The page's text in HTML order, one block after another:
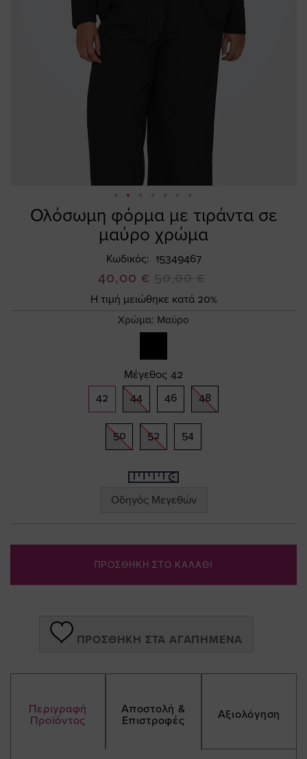
Ολόσωμη φόρμα με τιράντα σε
μαύρο χρώμα
Κωδικός 15349467
Ειδική
Τιμή
40,00 € 50,00 €
Η τιμή μειώθηκε κατά 20%
Χρώμα: Μαύρο
Μέγεθος 42
42
44 46 48
50 52 54
Οδηγός Μεγεθών
ΠΡΟΣΘΗΚΗ ΣΤΟ ΚΑΛΑΘΙ
ΠΡΟΣΘΉΚΗ ΣΤΑ ΑΓΑΠΗΜΈΝΑ
Περιγραφή
Προϊόντος
Αποστολή &
Επιστροφές
Αξιολόγηση